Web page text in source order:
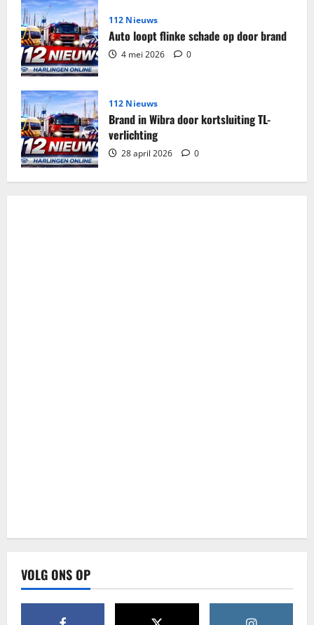
112 Nieuws
Auto loopt flinke schade op door brand
4 mei 2026 0
112 Nieuws
Brand in Wibra door kortsluiting TL-
verlichting
28 april 2026 0
VOLG ONS OP